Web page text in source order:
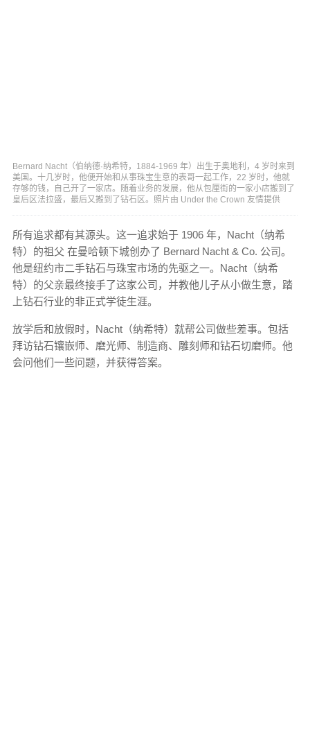
Bernard Nacht（伯纳德·纳希特，1884-1969 年）出生于奥地利，4 岁时来到
美国。十几岁时，他便开始和从事珠宝生意的表哥一起工作，22 岁时，他就
存够的钱，自己开了一家店。随着业务的发展，他从包厘街的一家小店搬到了
皇后区法拉盛，最后又搬到了钻石区。照片由 Under the Crown 友情提供
所有追求都有其源头。这一追求始于 1906 年，Nacht（纳希
特）的祖父 在曼哈顿下城创办了 Bernard Nacht & Co. 公司。
他是纽约市二手钻石与珠宝市场的先驱之一。Nacht（纳希
特）的父亲最终接手了这家公司，并教他儿子从小做生意，踏
上钻石行业的非正式学徒生涯。
放学后和放假时，Nacht（纳希特）就帮公司做些差事。包括
拜访钻石镶嵌师、磨光师、制造商、雕刻师和钻石切磨师。他
会问他们一些问题，并获得答案。